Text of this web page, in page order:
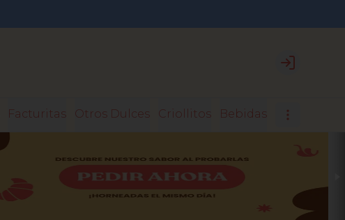
Login
Facturitas Otros Dulces Criollitos Bebidas